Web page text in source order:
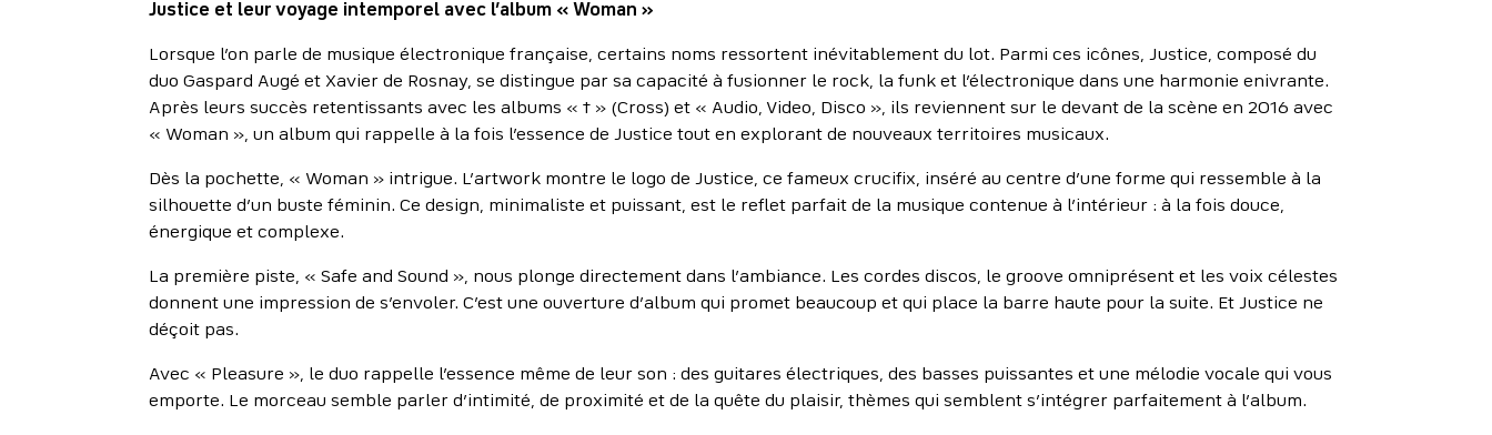
Justice et leur voyage intemporel avec l’album « Woman »
Lorsque l’on parle de musique électronique française, certains noms ressortent inévitablement du lot. Parmi ces icônes, Justice, composé du
duo Gaspard Augé et Xavier de Rosnay, se distingue par sa capacité à fusionner le rock, la funk et l’électronique dans une harmonie enivrante.
Après leurs succès retentissants avec les albums « † » (Cross) et « Audio, Video, Disco », ils reviennent sur le devant de la scène en 2016 avec
« Woman », un album qui rappelle à la fois l’essence de Justice tout en explorant de nouveaux territoires musicaux.
Dès la pochette, « Woman » intrigue. L’artwork montre le logo de Justice, ce fameux crucifix, inséré au centre d’une forme qui ressemble à la
silhouette d’un buste féminin. Ce design, minimaliste et puissant, est le reflet parfait de la musique contenue à l’intérieur : à la fois douce,
énergique et complexe.
La première piste, « Safe and Sound », nous plonge directement dans l’ambiance. Les cordes discos, le groove omniprésent et les voix célestes
donnent une impression de s’envoler. C’est une ouverture d’album qui promet beaucoup et qui place la barre haute pour la suite. Et Justice ne
déçoit pas.
Avec « Pleasure », le duo rappelle l’essence même de leur son : des guitares électriques, des basses puissantes et une mélodie vocale qui vous
emporte. Le morceau semble parler d’intimité, de proximité et de la quête du plaisir, thèmes qui semblent s’intégrer parfaitement à l’album.